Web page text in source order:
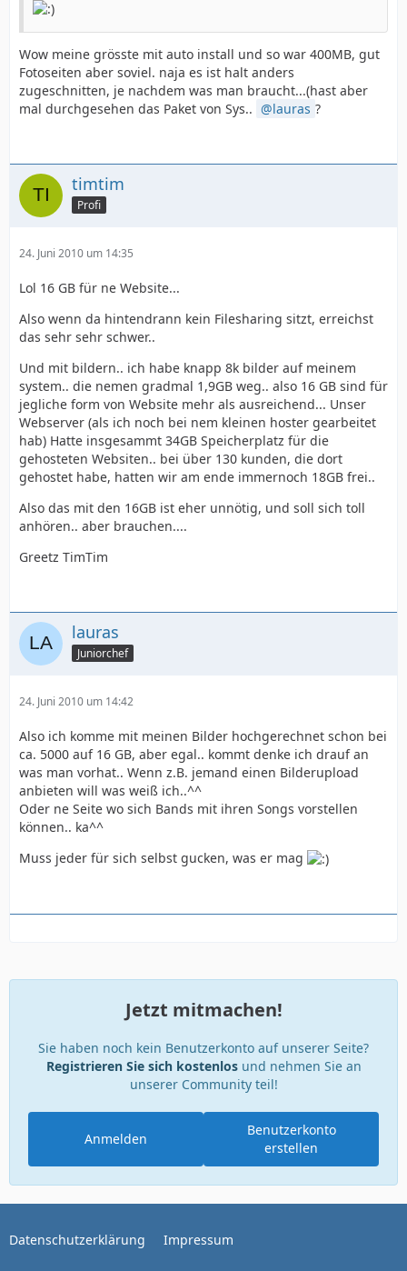
Wow meine grösste mit auto install und so war 400MB, gut
Fotoseiten aber soviel. naja es ist halt anders
zugeschnitten, je nachdem was man braucht...(hast aber
mal durchgesehen das Paket von Sys..
lauras ?
timtim
Profi
24. Juni 2010 um 14:35
Lol 16 GB für ne Website...
Also wenn da hintendrann kein Filesharing sitzt, erreichst
das sehr sehr schwer..
Und mit bildern.. ich habe knapp 8k bilder auf meinem
system.. die nemen gradmal 1,9GB weg.. also 16 GB sind für
jegliche form von Website mehr als ausreichend... Unser
Webserver (als ich noch bei nem kleinen hoster gearbeitet
hab) Hatte insgesammt 34GB Speicherplatz für die
gehosteten Websiten.. bei über 130 kunden, die dort
gehostet habe, hatten wir am ende immernoch 18GB frei..
Also das mit den 16GB ist eher unnötig, und soll sich toll
anhören.. aber brauchen....
Greetz TimTim
lauras
Juniorchef
24. Juni 2010 um 14:42
Also ich komme mit meinen Bilder hochgerechnet schon bei
ca. 5000 auf 16 GB, aber egal.. kommt denke ich drauf an
was man vorhat.. Wenn z.B. jemand einen Bilderupload
anbieten will was weiß ich..^^
Oder ne Seite wo sich Bands mit ihren Songs vorstellen
können.. ka^^
Muss jeder für sich selbst gucken, was er mag
Jetzt mitmachen!
Sie haben noch kein Benutzerkonto auf unserer Seite?
Registrieren Sie sich kostenlosund nehmen Sie an
unserer Community teil!
Benutzerkonto
erstellen
Anmelden
Datenschutzerklärung Impressum